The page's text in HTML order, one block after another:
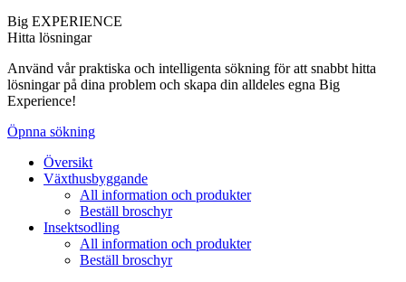
Big EXPERIENCE
Hitta lösningar
Använd vår praktiska och intelligenta sökning för att snabbt hitta
lösningar på dina problem och skapa din alldeles egna Big
Experience!
Öpnna sökning
Översikt
Växthusbyggande
All information och produkter
Beställ broschyr
Insektsodling
All information och produkter
Beställ broschyr